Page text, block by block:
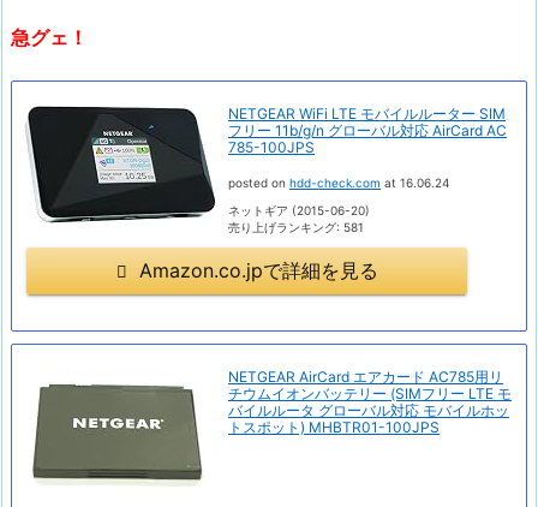
急グェ！
NETGEAR WiFi LTE モバイルルーター SIM
フリー 11b/g/n グローバル対応 AirCard AC
785-100JPS
posted on hdd-check.com at 16.06.24
ネットギア (2015-06-20)
売り上げランキング: 581
Amazon.co.jpで詳細を見る
NETGEAR AirCard エアカード AC785用リ
チウムイオンバッテリー (SIMフリー LTE モ
バイルルータ グローバル対応 モバイルホッ
トスポット) MHBTR01-100JPS